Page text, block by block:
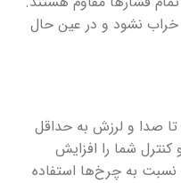
خراب نشود و در عین حال
صدا و لرزش به حداقل
شما را افزایش
به چرخ‌ها استفاده